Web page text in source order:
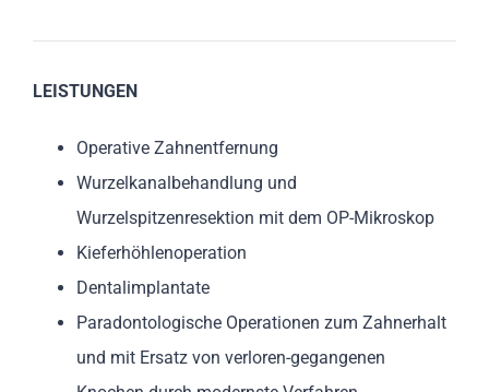
LEISTUNGEN
Operative Zahnentfernung
Wurzelkanalbehandlung und
Wurzelspitzenresektion mit dem OP-Mikroskop
Kieferhöhlenoperation
Dentalimplantate
Paradontologische Operationen zum Zahnerhalt
und mit Ersatz von verloren-gegangenen